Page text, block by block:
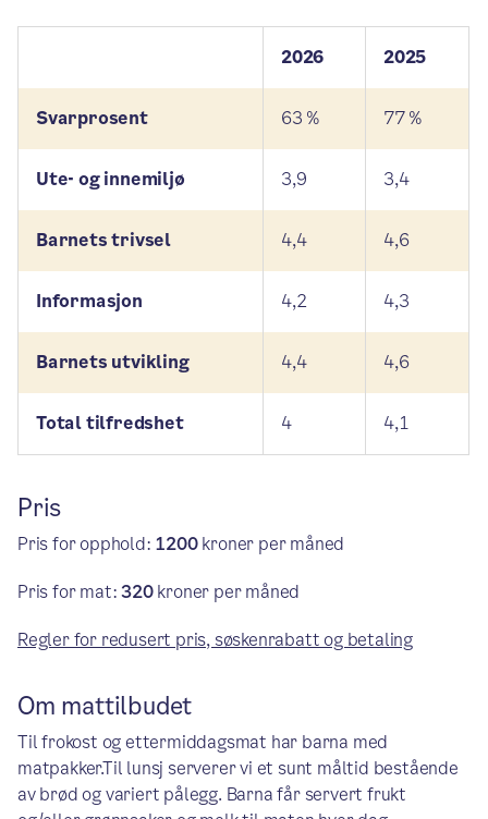
2026 2025
Svarprosent 63 % 77 %
Ute- og innemiljø 3,9 3,4
Barnets trivsel 4,4 4,6
Informasjon 4,2 4,3
Barnets utvikling 4,4 4,6
Total tilfredshet 4 4,1
Pris
Pris for opphold: 1200kroner per måned
Pris for mat:320kroner per måned
Regler for redusert pris, søskenrabatt og betaling
Om mattilbudet
Til frokost og ettermiddagsmat har barna med
matpakker.Til lunsj serverer vi et sunt måltid bestående
av brød og variert pålegg. Barna får servert frukt